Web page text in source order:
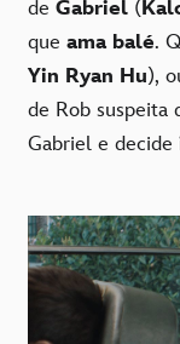
de Gabriel (
que ama balé.
Yin Ryan Hu),
de Rob suspeita
Gabriel e decide